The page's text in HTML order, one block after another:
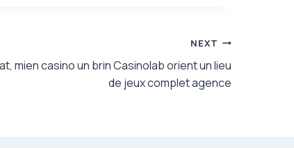
NEXT
mien casino un brin Casinolab orient un lieu
de jeux complet agence